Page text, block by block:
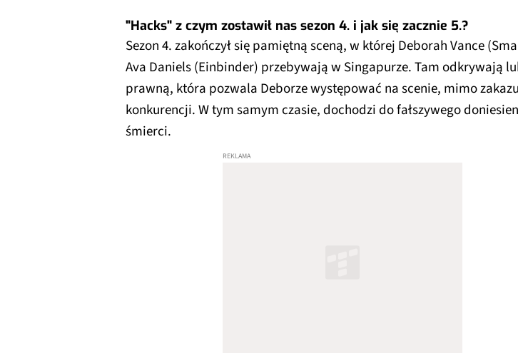
"Hacks" z czym zostawił nas sezon 4. i jak się zacznie 5.?
Sezon 4. zakończył się pamiętną sceną, w której Deborah Vance
Ava Daniels (Einbinder) przebywają w Singapurze. Tam odkrywają
prawną, która pozwala Deborze występować na scenie, mimo zakazu
konkurencji. W tym samym czasie, dochodzi do fałszywego
śmierci.